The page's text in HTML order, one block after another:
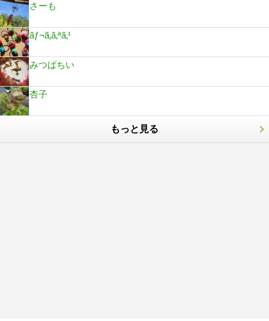
さーも
ãƒ¬ã‚­ã‚ªã‚¹
みつばちい
杏子
もっと見る